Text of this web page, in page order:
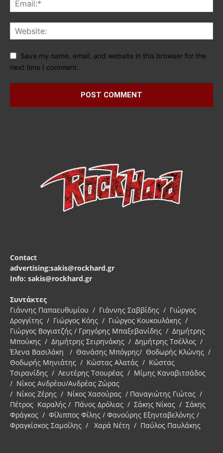
Save my name, email, and website in this browser for the
next time I comment.
Contact
advertising:sakis@rockhard.gr
Info: sakis@rockhard.gr
Συντάκτες
Γιάννης Παπαευθυμίου / Γιάννης Σαββίδης / Γιώργος
Δρογγίτης / Γιώργος Κόης / Γιώργος Κουκουλάκης /
Γιώργος Βογιατζής / Γρηγόρης Μπαξεβανίδης / Δημήτρης
Μπούκης / Δημήτρης Σειρηνάκης / Δημήτρης Τσέλλος /
Έλενα Βασιλάκη / Θανάσης Μπόγρης/ Θοδωρής Κλώνης /
Θοδωρής Μηνιάτης / Κώστας Αλατάς / Κώστας
Τσιρανίδης / Λευτέρης Τσουρέας / Μίμης Καναβιτσάδος
/ Νίκος Ανδρέου/Ανδρέας Ζώρας
/ Νίκος Ζέρης / Νίκος Χασούρας / Παναγιώτης Γιώτας /
Πέτρος Καραλής / Πάνος Δρόλιας / Σάκης Νίκας / Σάκης
Φράγκος / Φίλιππος Φίλης / Φανούρης Εξηνταβελόνης /
Φραγκίσκος Σαμοΐλης / Χαρά Νέτη / Παύλος Παυλάκης